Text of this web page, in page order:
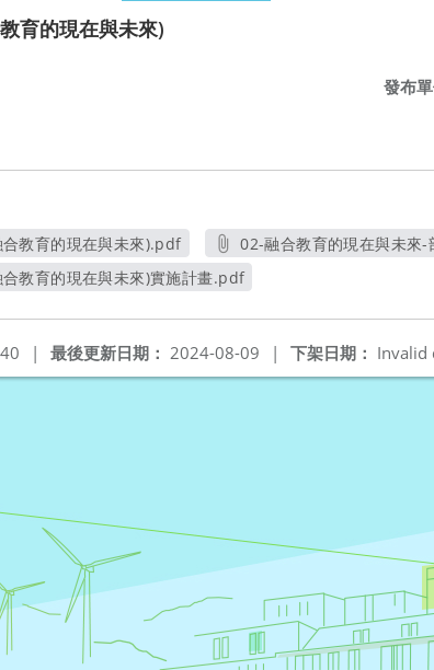
育的現在與未來)
發布單
教育的現在與未來).pdf
視窗
02-融合教育的現在與未來
教育的現在與未來)實施計畫.pdf
下架日期： Invalid
最後更新日期： 2024-08-09 |
|